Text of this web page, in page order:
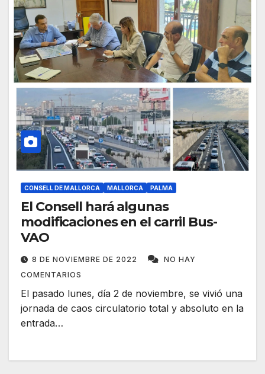
CONSELL DE MALLORCA MALLORCA PALMA
El Consell hará algunas
modificaciones en el carril Bus-
VAO
8 DE NOVIEMBRE DE 2022
NO HAY
COMENTARIOS
El pasado lunes, día 2 de noviembre, se vivió una
jornada de caos circulatorio total y absoluto en la
entrada…